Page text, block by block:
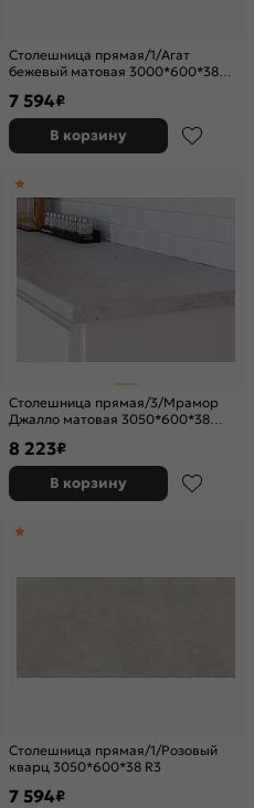
Столешница прямая/1/Агат
бежевый матовая 3000*600*38
7 594₽
В корзину
Столешница прямая/3/Мрамор
Джалло матовая 3050*600*38
8 223₽
В корзину
Столешница прямая/1/Розовый
кварц 3050*600*38 R3
7 594₽